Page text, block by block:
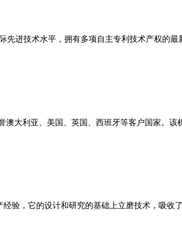
先进技术水平，拥有多项自主专利技术产权的
澳大利亚、美国、英国、西班牙等客户国家。
验，它的设计和研究的基础上立磨技术，吸